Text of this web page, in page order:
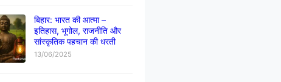
बिहार: भारत की आत्मा –
इतिहास, भूगोल, राजनीति और
सांस्कृतिक पहचान की धरती
13/06/2025